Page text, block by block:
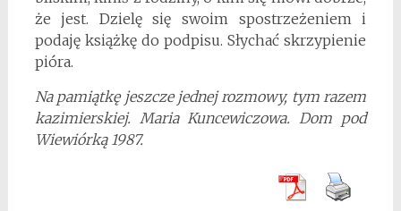
że jest. Dzielę się swoim spostrzeżeniem i
podaję książkę do podpisu. Słychać skrzypienie
pióra.
Na pamiątkę jeszcze jednej rozmowy, tym razem
kazimierskiej. Maria Kuncewiczowa. Dom pod
Wiewiórką 1987.